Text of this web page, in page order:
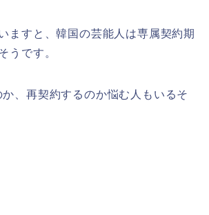
ますと、韓国の芸能人は専属契約期
うです。
、再契約するのか悩む人もいるそ